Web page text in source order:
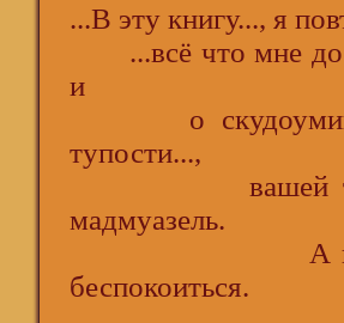
...B эту книгу..., я
...всё что мне до
и
о
тупости...,
вашей
мадмуазель.
А всех
беспокоиться.